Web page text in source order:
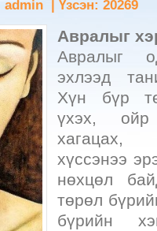
admin | Үзсэн: 20269
Авралыг
Авралыг
эхлээд
Хүн бүр
үхэх, ойр
хагацах,
хүссэнээ
нөхцөл
төрөл
бүрийн